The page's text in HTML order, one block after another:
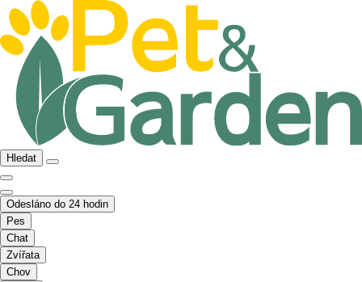
Hledat
Odesláno do 24 hodin
Pes
Chat
Zvířata
Chov